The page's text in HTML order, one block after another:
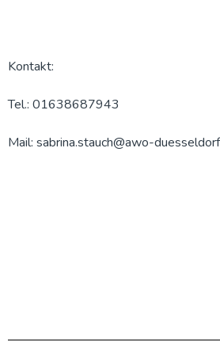
Kontakt:
Tel.: 01638687943
Mail: sabrina.stauch@awo-